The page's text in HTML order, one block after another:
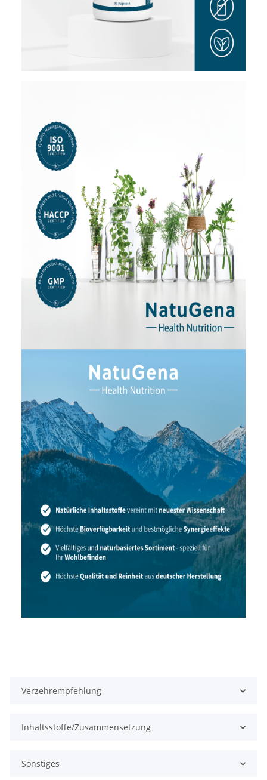
Verzehrempfehlung
Inhaltsstoffe/Zusammensetzung
Sonstiges